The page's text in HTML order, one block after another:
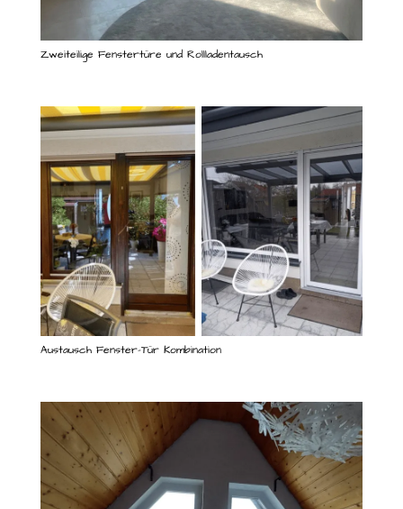
Zweiteilige Fenstertüre und Rollladentausch
Austausch Fenster-Tür Kombination